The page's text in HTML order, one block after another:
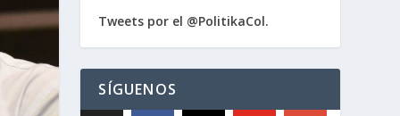
Tweets por el @PolitikaCol.
SÍGUENOS